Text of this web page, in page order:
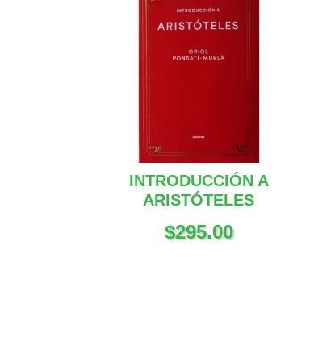
INTRODUCCIÓN A
ARISTÓTELES
$295.00